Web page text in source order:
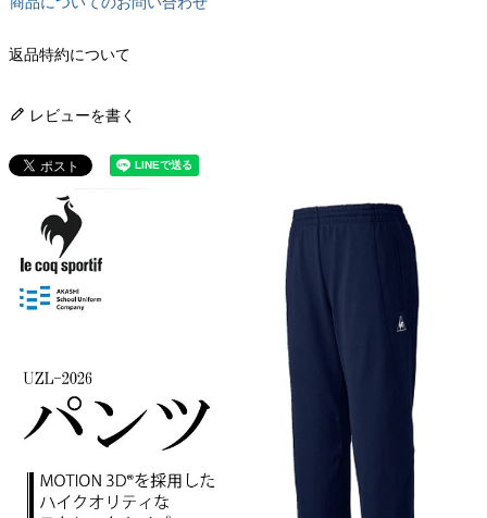
返品特約について
レビューを書く